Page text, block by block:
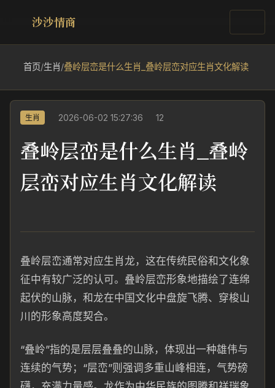
沙沙情商
首页/生肖/叠岭层峦是什么生肖_叠岭层峦对应生肖文化解读
生肖 2026-06-02 15:27:36 12
叠岭层峦是什么生肖_叠岭
层峦对应生肖文化解读
叠岭层峦通常对应生肖龙，这在传统民俗和文化象
征中有较广泛的认可。叠岭层峦形象地描绘了连绵
起伏的山脉，和龙在中国文化中盘旋飞腾、穿梭山
川的形象高度契合。
“叠岭”指的是层层叠叠的山脉，体现出一种雄伟与
连续的气势；“层峦”则强调多重山峰相连，气势磅